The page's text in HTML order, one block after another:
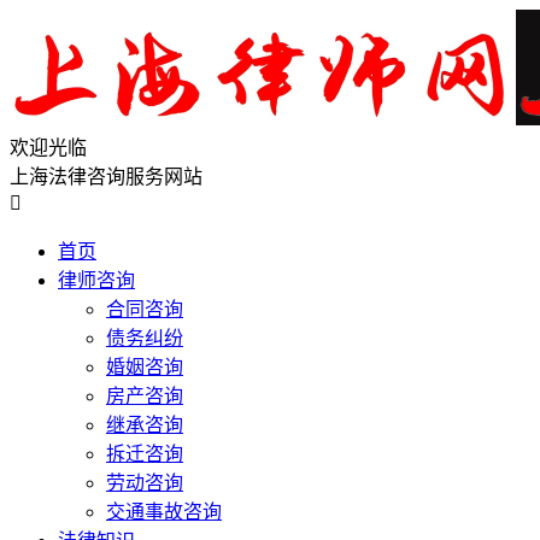
欢迎光临
上海法律咨询服务网站

首页
律师咨询
合同咨询
债务纠纷
婚姻咨询
房产咨询
继承咨询
拆迁咨询
劳动咨询
交通事故咨询